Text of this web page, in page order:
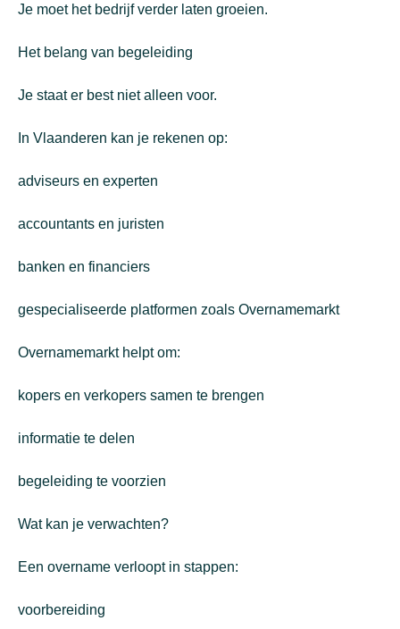
Je moet het bedrijf verder laten groeien.
Het belang van begeleiding
Je staat er best niet alleen voor.
In Vlaanderen kan je rekenen op:
adviseurs en experten
accountants en juristen
banken en financiers
gespecialiseerde platformen zoals Overnamemarkt
Overnamemarkt helpt om:
kopers en verkopers samen te brengen
informatie te delen
begeleiding te voorzien
Wat kan je verwachten?
Een overname verloopt in stappen:
voorbereiding